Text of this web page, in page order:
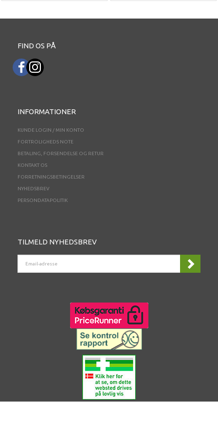
FIND OS PÅ
INFORMATIONER
KUNDE LOGIN / MIN KONTO
FORTROLIGHEDS NOTE
BETALING, FORSENDELSE OG RETUR
KONTAKT OS
FORRETNINGSBETINGELSER
NYHEDSBREV
PERSONDATAPOLITIK
TILMELD NYHEDSBREV
ADRESSE